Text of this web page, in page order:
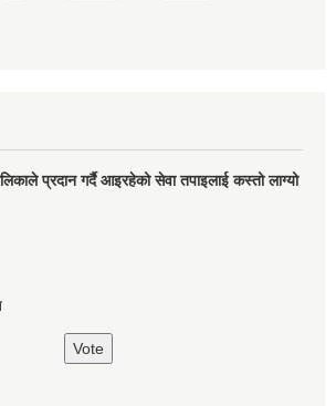
प्रदान गर्दै आइरहेको सेवा तपाइलाई कस्तो लाग्यो